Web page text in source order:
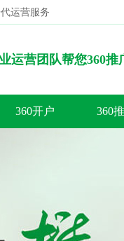
运营服务
运营团队帮您360
搜索
360开户 360